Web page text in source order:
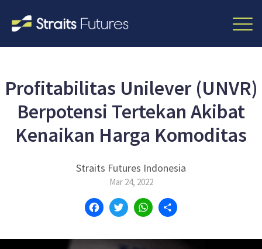
Profitabilitas Unilever (UNVR)
Berpotensi Tertekan Akibat
Kenaikan Harga Komoditas
Straits Futures Indonesia
Mar 24, 2022
FacebookTwitterWhatsApp